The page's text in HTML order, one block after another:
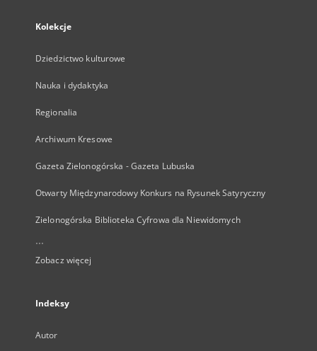
Kolekcje
Dziedzictwo kulturowe
Nauka i dydaktyka
Regionalia
Archiwum Kresowe
Gazeta Zielonogórska - Gazeta Lubuska
Otwarty Międzynarodowy Konkurs na Rysunek Satyryczny
Zielonogórska Biblioteka Cyfrowa dla Niewidomych
...
Zobacz więcej
Indeksy
Autor